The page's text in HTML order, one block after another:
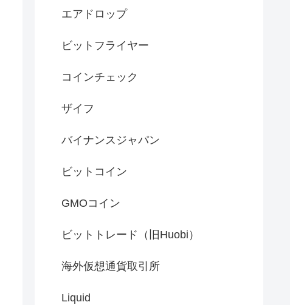
エアドロップ
ビットフライヤー
コインチェック
ザイフ
バイナンスジャパン
ビットコイン
GMOコイン
ビットトレード（旧Huobi）
海外仮想通貨取引所
Liquid